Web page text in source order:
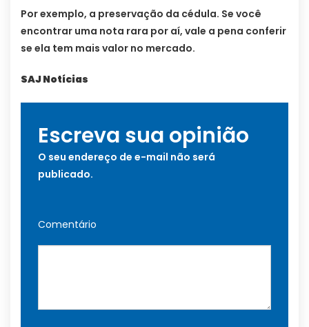
Por exemplo, a preservação da cédula. Se você
encontrar uma nota rara por aí, vale a pena conferir
se ela tem mais valor no mercado.
SAJ Notícias
Escreva sua opinião
O seu endereço de e-mail não será
publicado.
Comentário